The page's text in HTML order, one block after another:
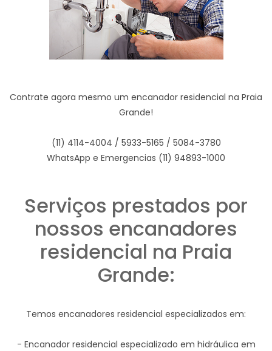
Contrate agora mesmo um encanador residencial na Praia
Grande!
(11) 4114-4004 / 5933-5165 / 5084-3780
WhatsApp e Emergencias (11) 94893-1000
Serviços prestados por
nossos encanadores
residencial na Praia
Grande:
Temos encanadores residencial especializados em:
- Encanador residencial especializado em hidráulica em